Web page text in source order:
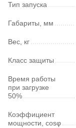
Тип запуска
Габариты, мм
Вес, кг
Класс защиты
Время работы
при загрузке
50%
Коэффициент
мощности, cosφ